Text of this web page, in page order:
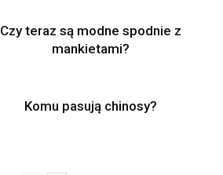
Czy teraz są modne spodnie z
mankietami?
Komu pasują chinosy?